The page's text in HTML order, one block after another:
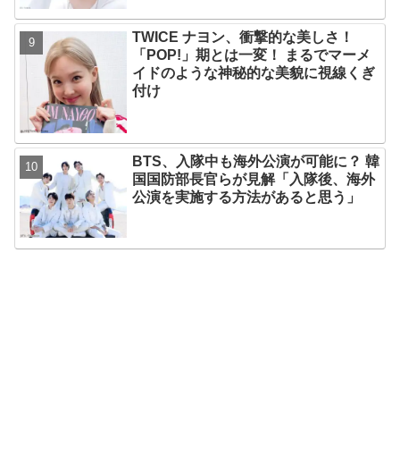
TWICE ナヨン、衝撃的な美しさ！
「POP!」期とは一変！ まるでマーメ
イドのような神秘的な美貌に視線くぎ
付け
BTS、入隊中も海外公演が可能に？ 韓
国国防部長官らが見解「入隊後、海外
公演を実施する方法があると思う」